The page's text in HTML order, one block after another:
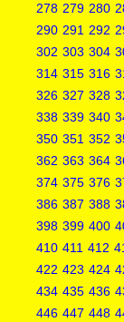
278 279 280
290 291 292
302 303 304
314 315 316
326 327 328
338 339 340
350 351 352
362 363 364
374 375 376
386 387 388
398 399 400
410 411 412
422 423 424
434 435 436
446 447 448